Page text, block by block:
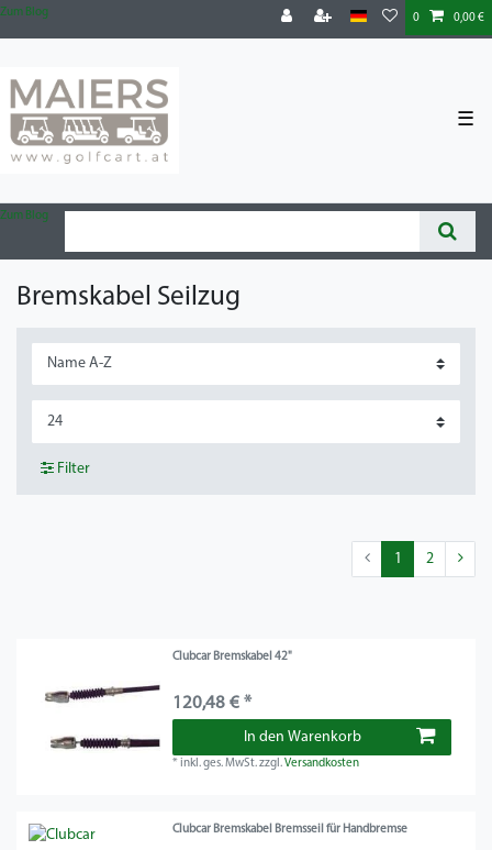
Zum Blog 0 0,00 €
☰
Zum Blog
Bremskabel Seilzug
Filter
1 2
Clubcar Bremskabel 42"
120,48 € *
In den Warenkorb
*inkl. ges. MwSt.zzgl.Versandkosten
Clubcar Bremskabel Bremsseil für Handbremse